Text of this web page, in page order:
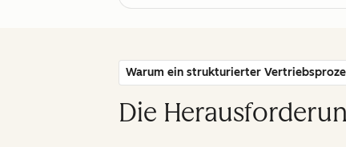
Warum ein strukturierter
Die